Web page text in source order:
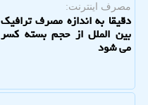
مصرف اینترنت:
دقیقا به اندازه مصرف ترافیک
بین الملل از حجم بسته کسر
می شود